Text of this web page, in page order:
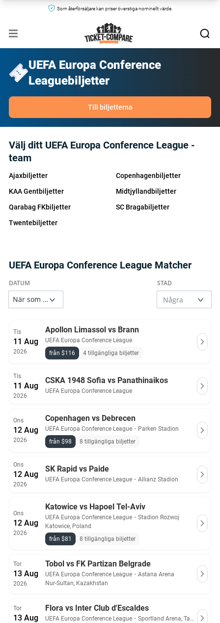
Som återförsäljare kan priser överstiga nominellt värde.
UEFA Europa Conference
Leaguebiljetter
Till biljetterna
Välj ditt UEFA Europa Conference League -
team
Ajaxbiljetter
Copenhagenbiljetter
KAA Gentbiljetter
Midtjyllandbiljetter
Qarabag FKbiljetter
SC Bragabiljetter
Twentebiljetter
UEFA Europa Conference League Matcher
Tis
11 Aug
2026
Apollon Limassol vs Brann
UEFA Europa Conference League
från $116
4 tillgängliga biljetter
Tis
11 Aug
2026
CSKA 1948 Sofia vs Panathinaikos
UEFA Europa Conference League
Ons
12 Aug
2026
Copenhagen vs Debrecen
UEFA Europa Conference League ・ Parken Stadion
från $98
8 tillgängliga biljetter
Ons
12 Aug
2026
SK Rapid vs Paide
UEFA Europa Conference League ・ Allianz Stadion
Ons
12 Aug
2026
Katowice vs Hapoel Tel-Aviv
UEFA Europa Conference League ・ Stadion Rozwoj
Katowice, Poland
från $81
8 tillgängliga biljetter
Tor
13 Aug
2026
Tobol vs FK Partizan Belgrade
UEFA Europa Conference League ・ Astana Arena
Nur-Sultan, Kazakhstan
Tor
13 Aug
Flora vs Inter Club d'Escaldes
UEFA Europa Conference League ・
Sportland Arena, Tallinn